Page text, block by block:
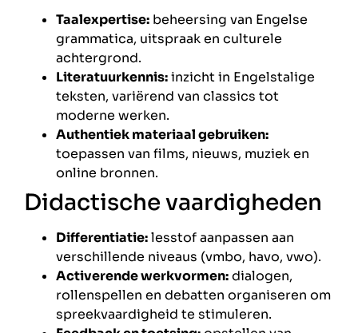
Taalexpertise: beheersing van Engelse
grammatica, uitspraak en culturele
achtergrond.
Literatuurkennis:inzicht in Engelstalige
teksten, variërend van classics tot
moderne werken.
Authentiek materiaal gebruiken:
toepassen van films, nieuws, muziek en
online bronnen.
Didactische vaardigheden
Differentiatie:lesstof aanpassen aan
verschillende niveaus (vmbo, havo, vwo).
Activerende werkvormen:dialogen,
rollenspellen en debatten organiseren om
spreekvaardigheid te stimuleren.